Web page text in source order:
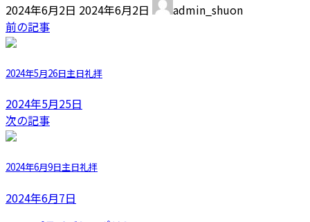
2024年6月2日 終
日
:
2024年6月2日
admin_shuon
前の記事
2024年5月26日主日礼拝
2024年5月25日
次の記事
2024年6月9日主日礼拝
2024年6月7日